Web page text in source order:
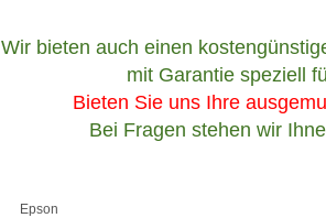
Wir bieten auch einen
mit Garantie speziell
Bieten Sie uns Ihre
Bei Fragen stehen wir
Epson